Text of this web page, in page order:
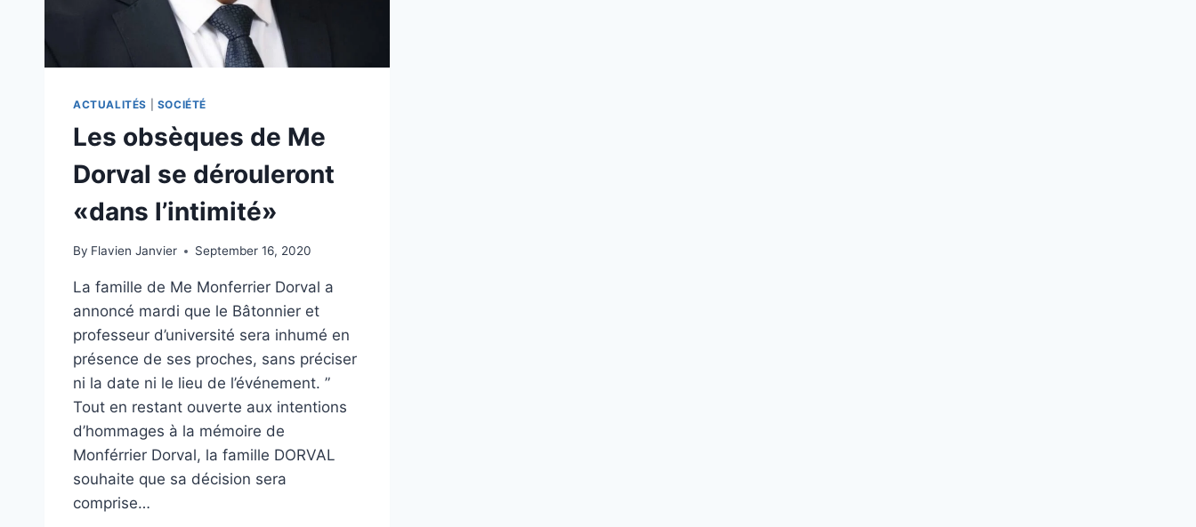
ACTUALITÉS SOCIÉTÉ
Les obsèques de Me
Dorval se dérouleront
«dans l’intimité»
By Flavien Janvier September 16, 2020
La famille de Me Monferrier Dorval a
annoncé mardi que le Bâtonnier et
professeur d’université sera inhumé en
présence de ses proches, sans préciser
ni la date ni le lieu de l’événement. ”
Tout en restant ouverte aux intentions
d’hommages à la mémoire de
Monférrier Dorval, la famille DORVAL
souhaite que sa décision sera
comprise…